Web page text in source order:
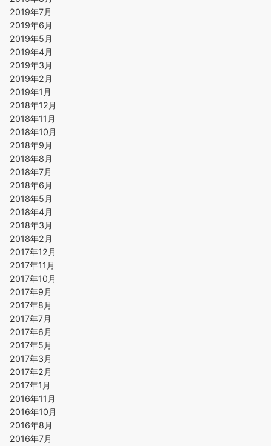
2019年7月
2019年6月
2019年5月
2019年4月
2019年3月
2019年2月
2019年1月
2018年12月
2018年11月
2018年10月
2018年9月
2018年8月
2018年7月
2018年6月
2018年5月
2018年4月
2018年3月
2018年2月
2017年12月
2017年11月
2017年10月
2017年9月
2017年8月
2017年7月
2017年6月
2017年5月
2017年3月
2017年2月
2017年1月
2016年11月
2016年10月
2016年8月
2016年7月